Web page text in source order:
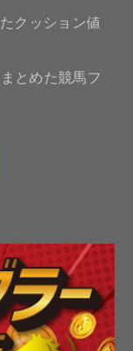
クッション値
とめた競馬フ